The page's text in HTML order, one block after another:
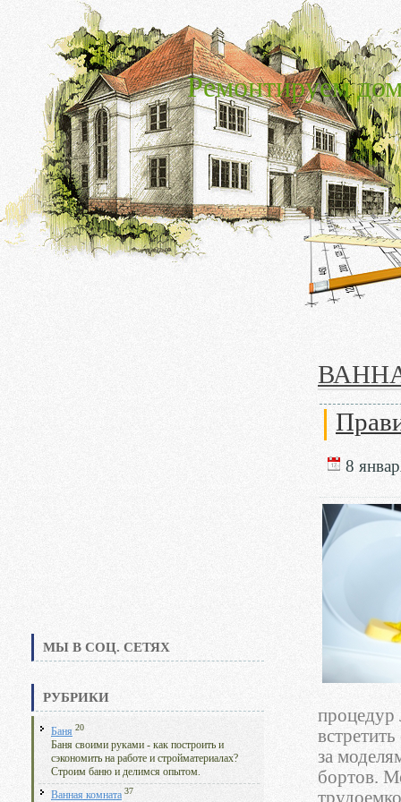
Ремонтируем
МЫ В СОЦ. СЕТЯХ
РУБРИКИ
Баня 20
Баня своими руками - как построить и
сэкономить на работе и стройматериалах?
Строим баню и делимся опытом.
Ванная комната 37
8
процедур
за
бортов.